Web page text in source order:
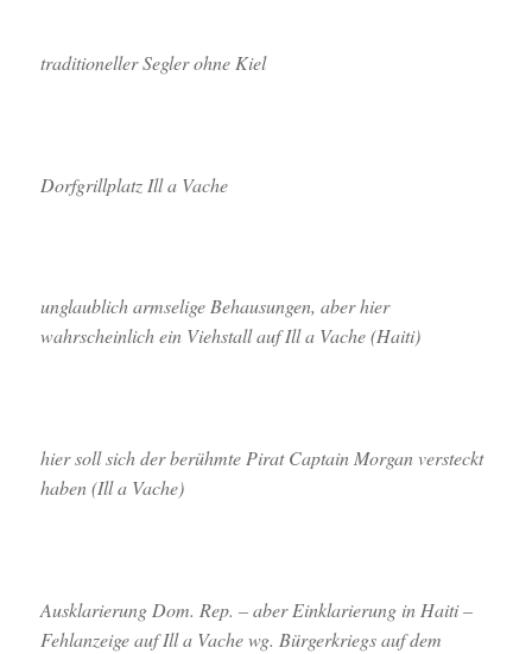
traditioneller Segler ohne Kiel
Dorfgrillplatz Ill a Vache
unglaublich armselige Behausungen, aber hier
wahrscheinlich ein Viehstall auf Ill a Vache (Haiti)
hier soll sich der berühmte Pirat Captain Morgan versteckt
haben (Ill a Vache)
Ausklarierung Dom. Rep. – aber Einklarierung in Haiti –
Fehlanzeige auf Ill a Vache wg. Bürgerkriegs auf dem